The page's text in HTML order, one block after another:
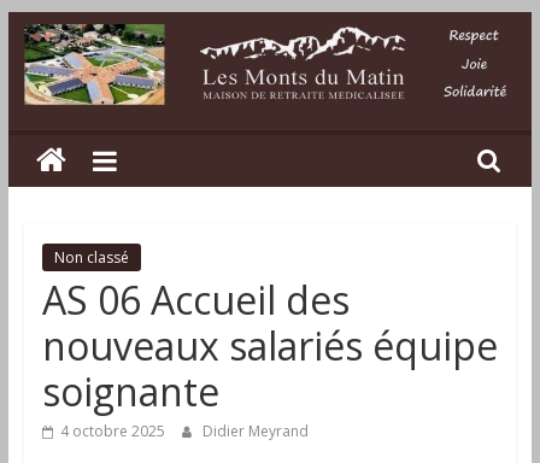
Passer
au
contenu
Les
Monts
du
Matin
Maison
retraite
Non classé
AS 06 Accueil des
nouveaux salariés équipe
soignante
4 octobre 2025 Didier Meyrand